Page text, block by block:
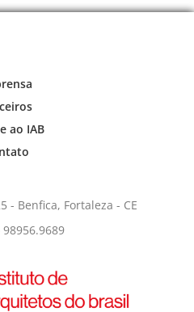
ao IAB
- Benfica, Fortaleza - CE